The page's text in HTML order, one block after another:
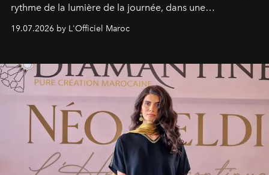
rythme de la lumière de la journée, dans une
programmation pensée comme une succession de
rendez-vous avec l’océan.
19.07.2026 by L'Officiel Maroc